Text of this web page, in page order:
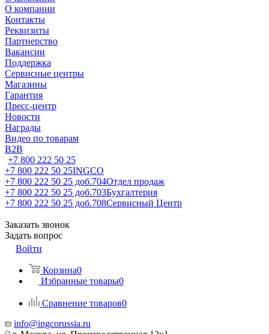
О компании
Контакты
Реквизиты
Партнерство
Вакансии
Поддержка
Сервисные центры
Магазины
Гарантия
Пресс-центр
Новости
Награды
Видео по товарам
B2B
+7 800 222 50 25
+7 800 222 50 25INGCO
+7 800 222 50 25 доб.704Отдел продаж
+7 800 222 50 25 доб.703Бухгалтерия
+7 800 222 50 25 доб.708Сервисный Центр
Заказать звонок
Задать вопрос
Войти
Корзина0
Избранные товары0
Сравнение товаров0
info@ingcorussia.ru